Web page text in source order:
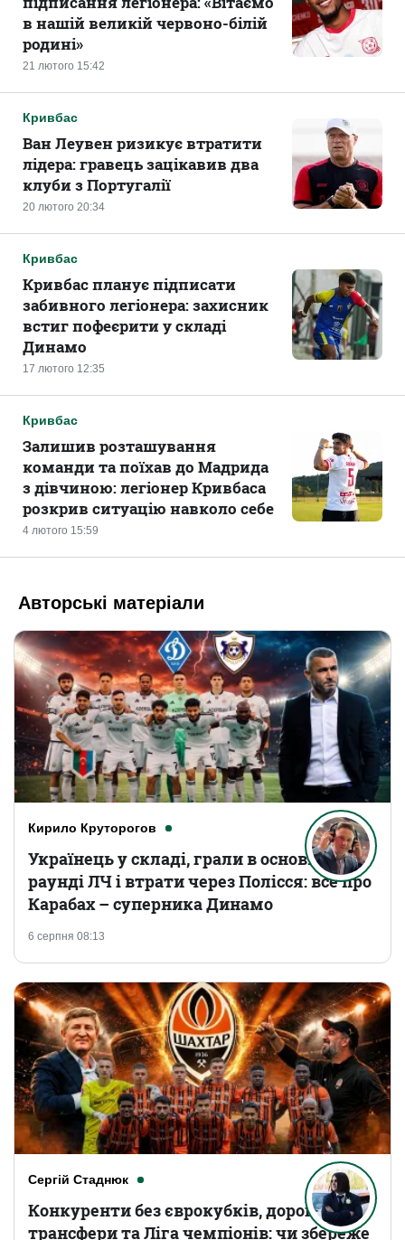
21 лютого 15:42
в нашій великій червоно-білій
родині‎»
Кривбас
20 лютого 20:34
Ван Леувен ризикує втратити
лідера: гравець зацікавив два
клуби з Португалії
Кривбас
17 лютого 12:35
Кривбас планує підписати
забивного легіонера: захисник
встиг пофеєрити у складі
Динамо
Кривбас
4 лютого 15:59
Залишив розташування
команди та поїхав до Мадрида
з дівчиною: легіонер Кривбаса
розкрив ситуацію навколо себе
Авторські матеріали
Кирило Круторогов
6 серпня 08:13
Українець у складі, грали в основному
раунді ЛЧ і втрати через Полісся: все про
Карабах – суперника Динамо
Сергій Стаднюк
Конкуренти без єврокубків, дорогі
трансфери та Ліга чемпіонів: чи збереже